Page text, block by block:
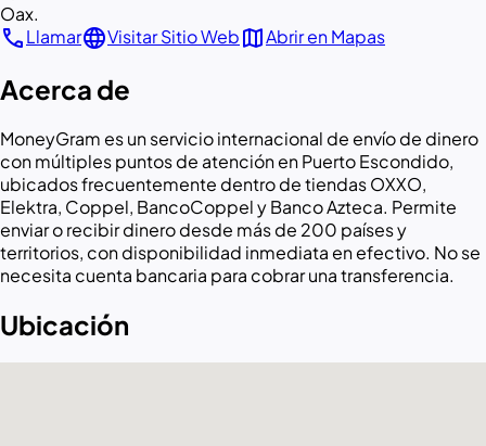
Oax.
callLlamarlanguageVisitar Sitio WebmapAbrir en Mapas
Acerca de
MoneyGram es un servicio internacional de envío de dinero
con múltiples puntos de atención en Puerto Escondido,
ubicados frecuentemente dentro de tiendas OXXO,
Elektra, Coppel, BancoCoppel y Banco Azteca. Permite
enviar o recibir dinero desde más de 200 países y
territorios, con disponibilidad inmediata en efectivo. No se
necesita cuenta bancaria para cobrar una transferencia.
Ubicación